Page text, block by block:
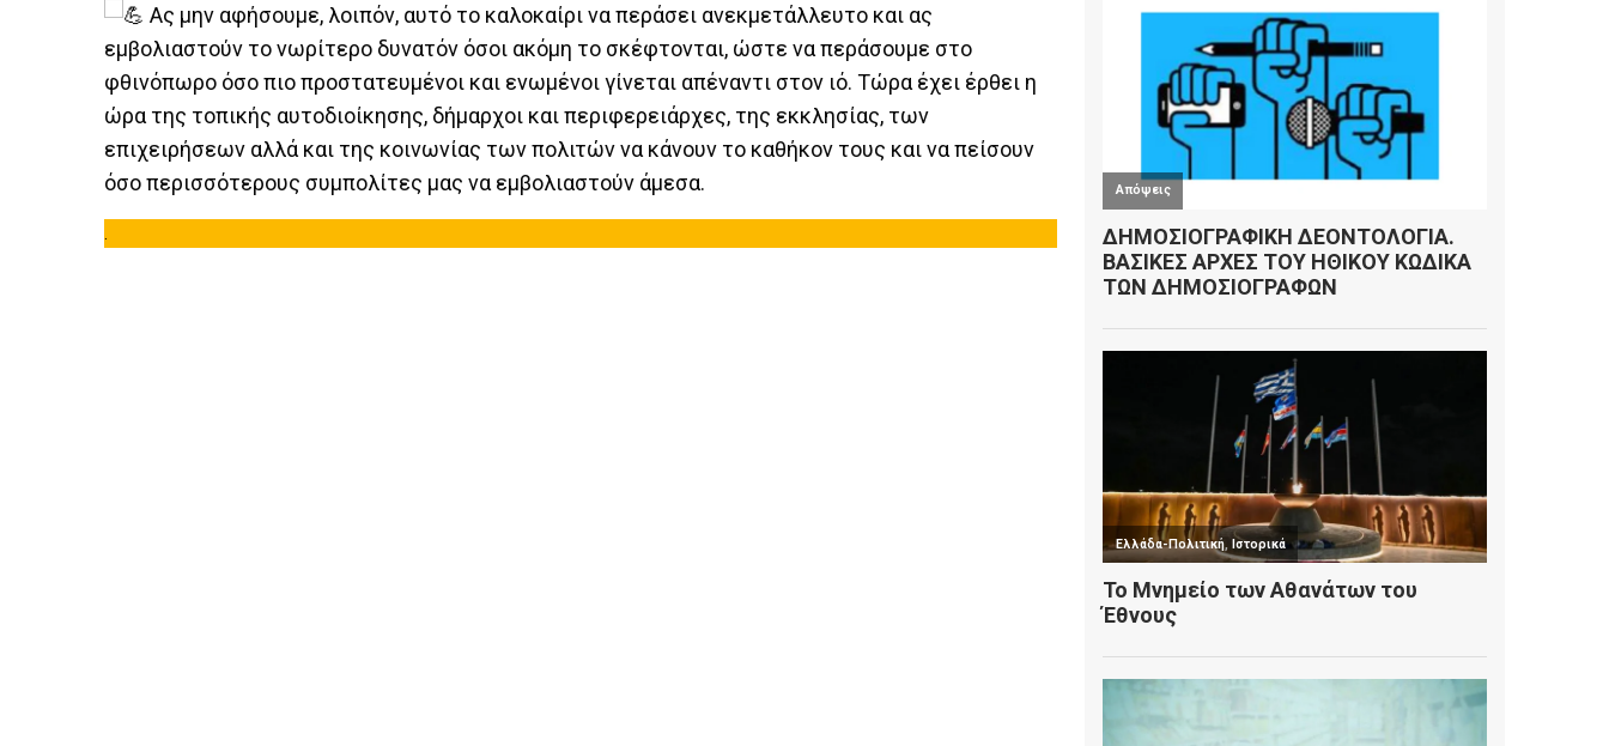
Ας μην αφήσουμε, λοιπόν, αυτό το καλοκαίρι να περάσει ανεκμετάλλευτο και ας
εμβολιαστούν το νωρίτερο δυνατόν όσοι ακόμη το σκέφτονται, ώστε να περάσουμε στο
φθινόπωρο όσο πιο προστατευμένοι και ενωμένοι γίνεται απέναντι στον ιό. Τώρα έχει έρθει η
ώρα της τοπικής αυτοδιοίκησης, δήμαρχοι και περιφερειάρχες, της εκκλησίας, των
επιχειρήσεων αλλά και της κοινωνίας των πολιτών να κάνουν το καθήκον τους και να πείσουν
όσο περισσότερους συμπολίτες μας να εμβολιαστούν άμεσα.
.